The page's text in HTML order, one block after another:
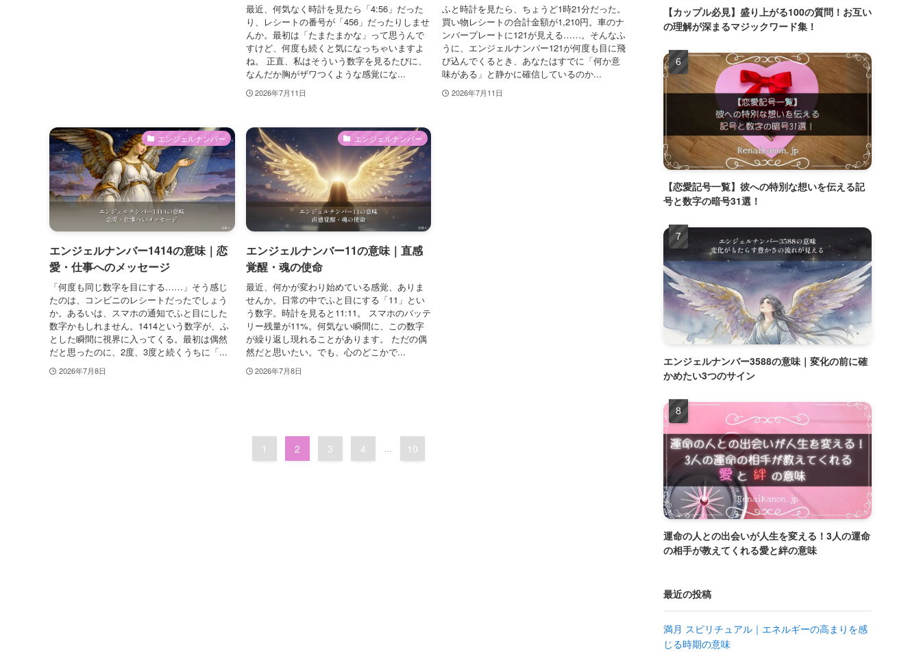
最近、何気なく時計を見たら「4:56」だった
り、レシートの番号が「456」だったりしませ
んか。最初は「たまたまかな」って思うんで
すけど、何度も続くと気になっちゃいますよ
ね。 正直、私はそういう数字を見るたびに、
なんだか胸がザワつくような感覚にな...
2026年7月11日
ふと時計を見たら、ちょうど1時21分だった。
買い物レシートの合計金額が1,210円。車のナ
ンバープレートに121が見える……。そんなふ
うに、エンジェルナンバー121が何度も目に飛
び込んでくるとき、あなたはすでに「何か意
味がある」と静かに確信しているのか...
2026年7月11日
エンジェルナンバー
エンジェルナンバー1414の意味｜恋
愛・仕事へのメッセージ
「何度も同じ数字を目にする……」そう感じ
たのは、コンビニのレシートだったでしょう
か。あるいは、スマホの通知でふと目にした
数字かもしれません。1414という数字が、ふ
とした瞬間に視界に入ってくる。最初は偶然
だと思ったのに、2度、3度と続くうちに「...
2026年7月8日
エンジェルナンバー
エンジェルナンバー11の意味｜直感
覚醒・魂の使命
最近、何かが変わり始めている感覚、ありま
せんか。日常の中でふと目にする「11」とい
う数字。時計を見ると11:11。 スマホのバッテ
リー残量が11%。何気ない瞬間に、この数字
が繰り返し現れることがあります。 ただの偶
然だと思いたい。でも、心のどこかで...
2026年7月8日
1 2 3 4 ... 10
【カップル必見】盛り上がる100の質問！お互い
の理解が深まるマジックワード集！
【恋愛記号一覧】彼への特別な想いを伝える記
号と数字の暗号31選！
エンジェルナンバー3588の意味｜変化の前に確
かめたい3つのサイン
運命の人との出会いが人生を変える！3人の運命
の相手が教えてくれる愛と絆の意味
最近の投稿
満月 スピリチュアル｜エネルギーの高まりを感
じる時期の意味